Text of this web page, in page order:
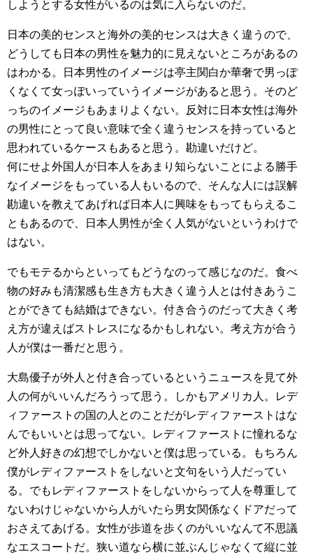
しようとする女性がいるのは気に入らないのだ。
日本の美的センスと海外の美的センスは大きく違うので、
どうしても日本の男性を魅力的に見えないところがあるの
はわかる。日本男性のイメージは亭主関白か華奢で男っぽ
くなくて女っぽいっていうイメージがあると思う。そのど
っちのイメージもあまりよくない。反対に日本女性は海外
の男性にとって良い意味で全く違うセンスを持っていると
思われているケースもあると思う。勘違いだけど。
何にせよ外国人が日本人をあまり知らないことによる勝手
なイメージをもっている人もいるので、そんな人には誤解
勘違いを教えてあげれば日本人に興味をもってもらえるこ
ともあるので、日本人男性が全く人気がないというわけで
はない。
でもモテるからといってもどうなのって感じなのだ。食べ
物の好みも清潔感も生き方も大きく違う人とは付きあうこ
とができても結婚はできない。付き合うのだって大きく考
え方が違えばストレスになるかもしれない。考え方が合う
人が僕は一番だと思う。
大島優子が外人と付き合っているというニュースを見て外
人の何がいいんだろうって思う。しかもアメリカ人。レデ
ィファーストの国の人とのことだがレディファーストはな
んでもいいとは思ってない。レディファーストに憧れるな
ど外人好きの幻想でしかないと僕は思っている。もちろん
僕がレディファーストをしないと文句をいう人だってい
る。でもレディファーストをしないからって人を尊重して
ないわけじゃないから人がいたら男女関係なくドアだって
おさえてあげる。女性が歩道を歩くのがいいなんて不思議
なエスコートだ。狭い道なら横に並ぶんじゃなくて縦に並